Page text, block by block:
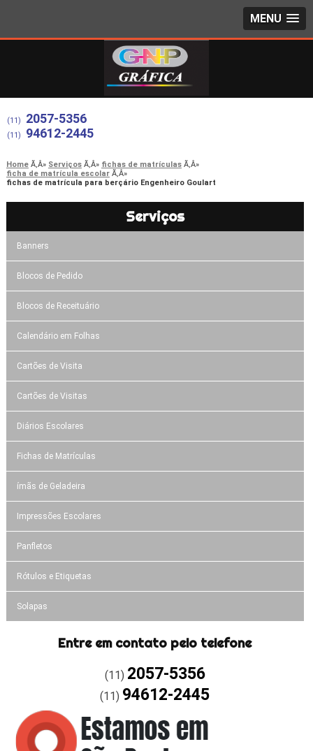
MENU
(11) 2057-5356
(11) 94612-2445
Home Serviços
fichas de matrículas
ficha de matrícula escolar
fichas de matrícula para berçário Engenheiro Goulart
Serviços
Banners
Blocos de Pedido
Blocos de Receituário
Calendário em Folhas
Cartões de Visita
Cartões de Visitas
Diários Escolares
Fichas de Matrículas
ímãs de Geladeira
Impressões Escolares
Panfletos
Rótulos e Etiquetas
Solapas
Entre em contato pelo telefone
(11) 2057-5356
(11) 94612-2445